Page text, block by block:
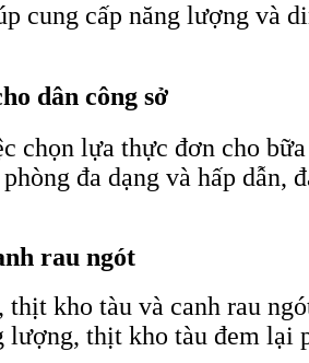
cung cấp năng lượng và
dân công sở
chọn lựa thực đơn cho
đa dạng và hấp dẫn,
rau ngót
kho tàu và canh rau
thịt kho tàu đem